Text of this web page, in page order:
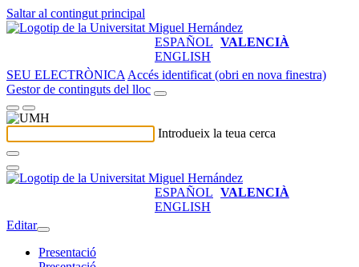
Saltar al contingut principal
ESPAÑOL VALENCIÀ
ENGLISH
SEU ELECTRÒNICA Accés identificat (obri en nova finestra)
Gestor de continguts del lloc
Introdueix la teua cerca
ESPAÑOL VALENCIÀ
ENGLISH
Editar
Presentació